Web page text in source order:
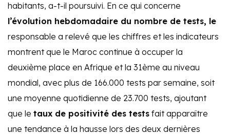
habitants, a-t-il poursuivi. En ce qui concerne
l’évolution hebdomadaire du nombre de tests, le
responsable a relevé que les chiffres et les indicateurs
montrent que le Maroc continue à occuper la
deuxième place en Afrique et la 31ème au niveau
mondial, avec plus de 166.000 tests par semaine, soit
une moyenne quotidienne de 23.700 tests, ajoutant
que le taux de positivité des tests fait apparaître
une tendance à la hausse lors des deux dernières